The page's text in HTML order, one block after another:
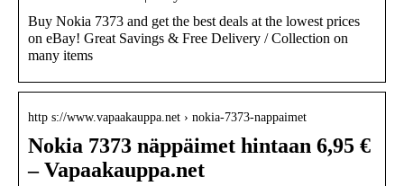
Buy Nokia 7373 and get the best deals at the lowest prices
on eBay! Great Savings & Free Delivery / Collection on
many items
http s://www.vapaakauppa.net › nokia-7373-nappaimet
Nokia 7373 näppäimet hintaan 6,95 €
– Vapaakauppa.net